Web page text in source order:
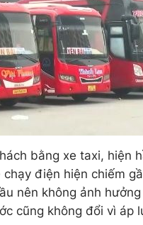
bằng xe taxi, hiện
điện hiện chiếm
nên không ảnh
cũng không đổi vì áp